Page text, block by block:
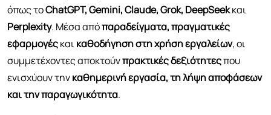
όπως τοChatGPT, Gemini, Claude, Grok, DeepSeekκαι
Perplexity. Μέσα απόπαραδείγματα, πραγματικές
εφαρμογέςκαικαθοδήγηση στη χρήση εργαλείων, οι
συμμετέχοντες αποκτούνπρακτικές δεξιότητεςπου
ενισχύουν τηνκαθημερινή εργασία, τη λήψη αποφάσεων
και την παραγωγικότητα.